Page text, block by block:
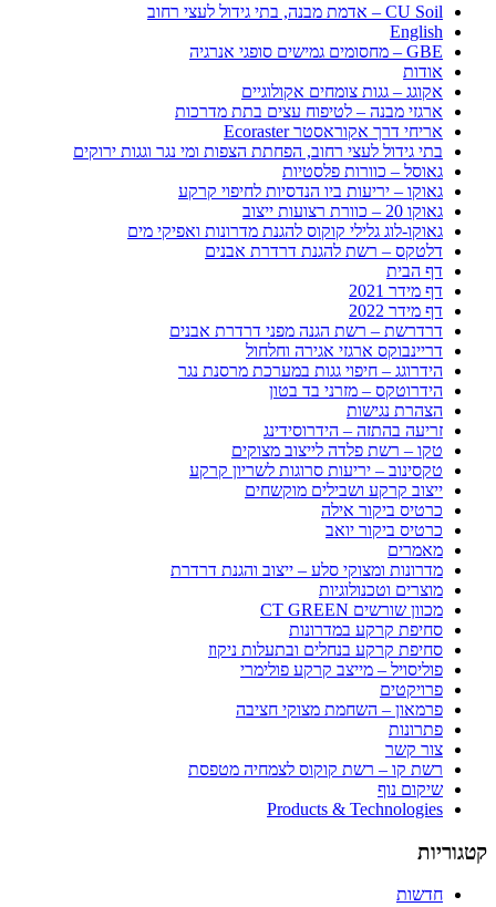
CU Soil – אדמת מבנה, בתי גידול לעצי רחוב
English
GBE – מחסומים גמישים סופגי אנרגיה
אודות
אקוגג – גגות צומחים אקולוגיים
ארגזי מבנה – לטיפוח עצים בתת מדרכות
אריחי דרך אקוראסטר Ecoraster
בתי גידול לעצי רחוב, הפחתת הצפות ומי נגר וגגות ירוקים
גאוסל – כוורות פלסטיות
גאוקו – יריעות ביו הנדסיות לחיפוי קרקע
גאוקו 20 – כוורת רצועות ייצוב
גאוקו-לוג גלילי קוקוס להגנת מדרונות ואפיקי מים
דלטקס – רשת להגנת דרדרת אבנים
דף הבית
דף מידר 2021
דף מידר 2022
דרדרשת – רשת הגנה מפני דרדרת אבנים
דריינבוקס ארגזי אגירה וחלחול
הידרוגג – חיפוי גגות במערכת מרסנת נגר
הידרוטקס – מזרני בד בטון
הצהרת נגישות
זריעה בהתזה – הידרוסידינג
טקו – רשת פלדה לייצוב מצוקים
טקסינוב – יריעות סרוגות לשריון קרקע
ייצוב קרקע ושבילים מוקשחים
כרטיס ביקור אילה
כרטיס ביקור יואב
מאמרים
מדרונות ומצוקי סלע – ייצוב והגנת דרדרת
מוצרים וטכנולוגיות
מכוון שורשים CT GREEN
סחיפת קרקע במדרונות
סחיפת קרקע בנחלים ובתעלות ניקוז
פוליסויל – מייצב קרקע פולימרי
פרויקטים
פרמאון – השחמת מצוקי חציבה
פתרונות
צור קשר
רשת קו – רשת קוקוס לצמחיה מטפסת
שיקום נוף
Products & Technologies
קטגוריות
חדשות